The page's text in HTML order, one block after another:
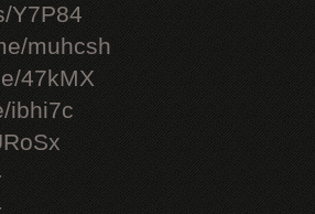
Y7P84
muhcsh
47kMX
ibhi7c